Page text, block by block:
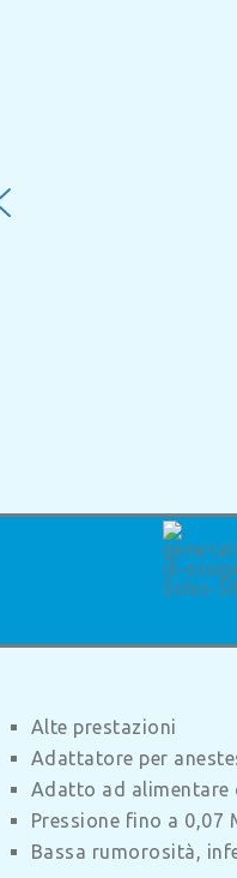
Alte prestazioni
Adattatore per
Adatto ad alimentare
Pressione fino a 0,07
Bassa rumorosità,